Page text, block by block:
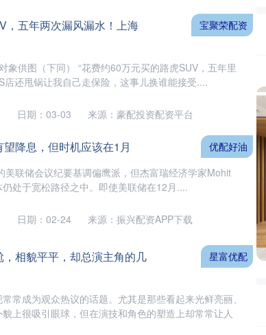
，五年两次漏风漏水！上海
象供图（下同） “花费约60万元买的路虎SUV，五年里
还甩锅让我自己走保险，这事儿换谁能接受....
宝聚荣配资
日期：03-03 来源：豪配投资配资平台
降息，但时机应该在1月
联储会议纪要基调偏鹰派，但杰富瑞经济学家Mohit
处于宽松路径之中。即使美联储在12月....
优配好油
日期：02-24 来源：振兴配资APP下载
相貌平平，却总演主角的几
常成为观众热议的话题。尤其是那些看起来光鲜亮丽、
上很吸引眼球，但在演技和角色的塑造上却常常让人
星富优配